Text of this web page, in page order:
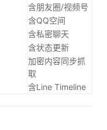
含朋友圈/视频号
含QQ空间
含私密聊天
含状态更新
加密内容同步抓
取
含Line Timeline